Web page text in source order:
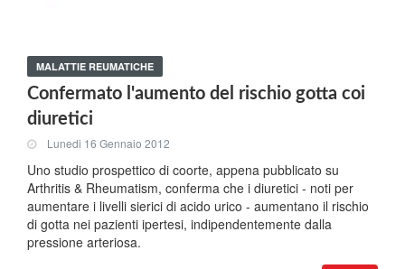
MALATTIE REUMATICHE
Confermato l'aumento del rischio gotta coi
diuretici
Lunedi 16 Gennaio 2012
Uno studio prospettico di coorte, appena pubblicato su
Arthritis & Rheumatism, conferma che i diuretici - noti per
aumentare i livelli sierici di acido urico - aumentano il rischio
di gotta nei pazienti ipertesi, indipendentemente dalla
pressione arteriosa.